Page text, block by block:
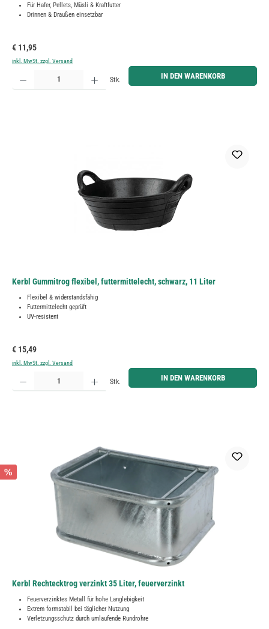
Für Hafer, Pellets, Müsli & Kraftfutter
Drinnen & Draußen einsetzbar
Regulärer Preis:
€ 11,95
inkl. MwSt. zzgl. Versand
Produkt Anzahl: Gib den gewünschten Wert ein oder benutze die Schaltflächen um die Anzahl zu
Stk. IN DEN WARENKORB
Kerbl Gummitrog flexibel, futtermittelecht, schwarz, 11 Liter
Flexibel & widerstandsfähig
Futtermittelecht geprüft
UV-resistent
Regulärer Preis:
€ 15,49
inkl. MwSt. zzgl. Versand
Produkt Anzahl: Gib den gewünschten Wert ein oder benutze die Schaltflächen um die Anzahl zu
Stk. IN DEN WARENKORB
%
Kerbl Rechtecktrog verzinkt 35 Liter, feuerverzinkt
Feuerverzinktes Metall für hohe Langlebigkeit
Extrem formstabil bei täglicher Nutzung
Verletzungsschutz durch umlaufende Rundrohre